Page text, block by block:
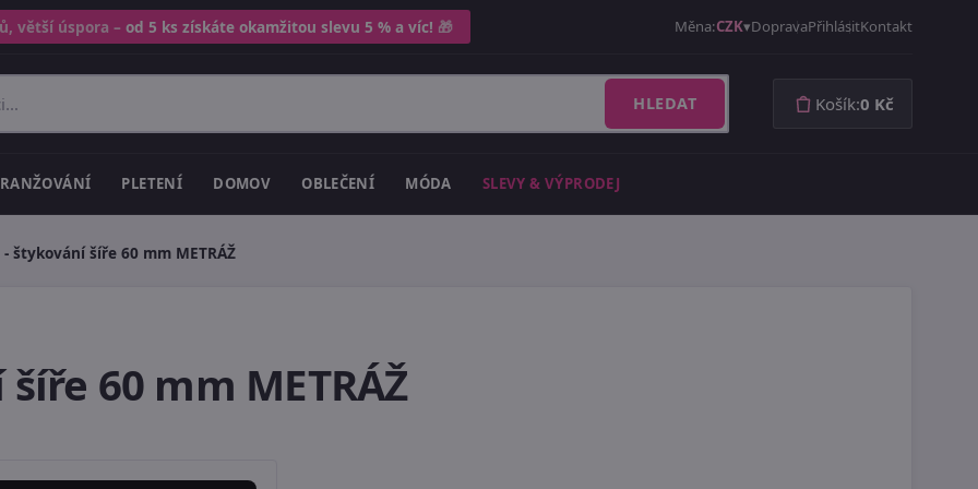
větší úspora –od 5 ks získáte okamžitou slevu 5 % a víc! 🎁 Měna:CZK DopravaPřihlásitKontakt
HLEDAT Košík:0 Kč
PLETENÍ DOMOV OBLEČENÍ MÓDA SLEVY & VÝPRODEJ
štykování šíře 60 mm METRÁŽ
60 mm METRÁŽ